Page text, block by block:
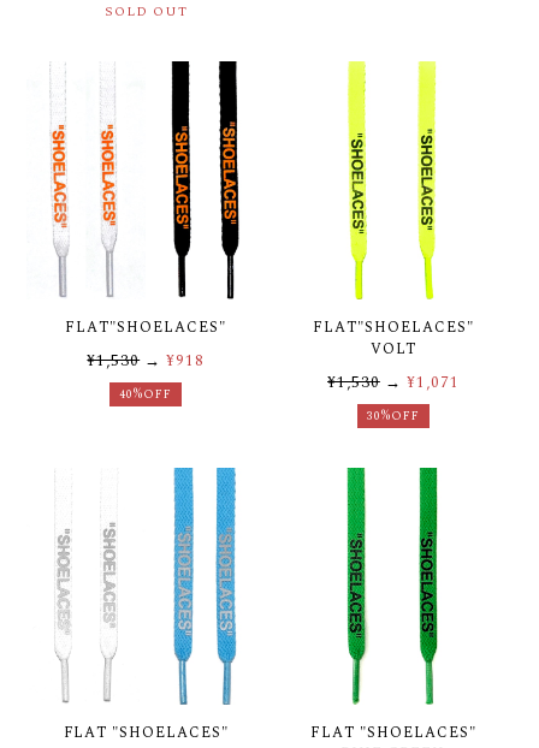
SOLD OUT
FLAT"SHOELACES"
¥1,530→¥918
40%OFF
FLAT"SHOELACES"
VOLT
¥1,530→ ¥1,071
30%OFF
FLAT "SHOELACES"
FLAT "SHOELACES"